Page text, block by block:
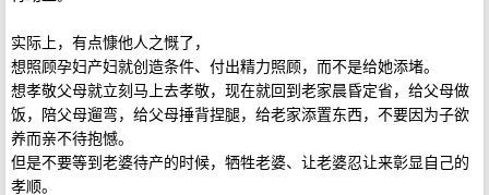
实际上，有点慷他人之慨了，
想照顾孕妇产妇就创造条件、付出精力照顾，而不是给她添堵。
想孝敬父母就立刻马上去孝敬，现在就回到老家晨昏定省，给父母做
饭，陪父母遛弯，给父母捶背捏腿，给老家添置东西，不要因为子欲
养而亲不待抱憾。
但是不要等到老婆待产的时候，牺牲老婆、让老婆忍让来彰显自己的
孝顺。